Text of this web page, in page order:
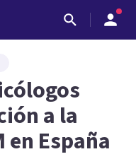
a la
en España